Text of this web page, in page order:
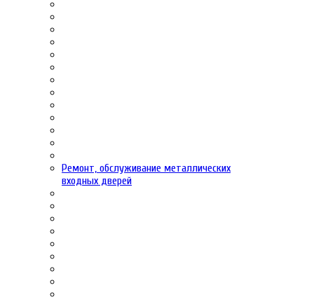
Ремонт, обслуживание металлических
входных дверей